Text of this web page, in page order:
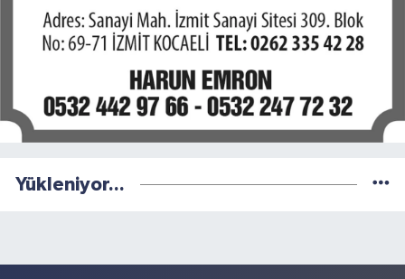
Yükleniyor...